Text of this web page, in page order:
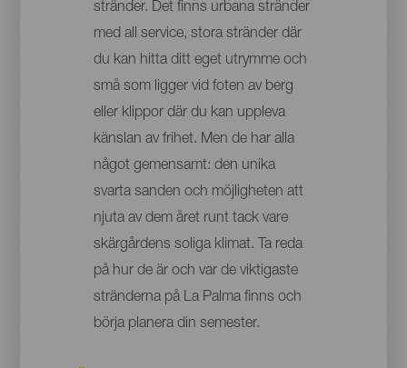
stränder. Det finns urbana stränder
med all service, stora stränder där
du kan hitta ditt eget utrymme och
små som ligger vid foten av berg
eller klippor där du kan uppleva
känslan av frihet. Men de har alla
något gemensamt: den unika
svarta sanden och möjligheten att
njuta av dem året runt tack vare
skärgårdens soliga klimat. Ta reda
på hur de är och var de viktigaste
stränderna på La Palma finns och
börja planera din semester.